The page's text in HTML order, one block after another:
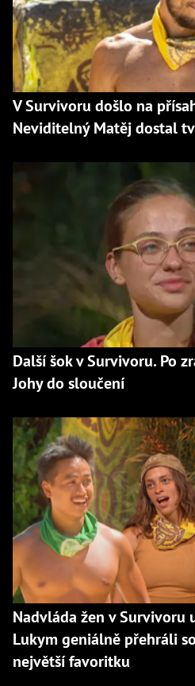
V Survivoru došlo na
Neviditelný Matěj dostal
Další šok v Survivoru. Po
Johy do sloučení
Nadvláda žen v Survivoru
Lukym geniálně přehráli
největší favoritku